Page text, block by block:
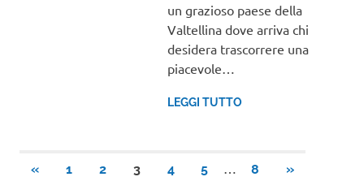
un grazioso paese della
Valtellina dove arriva chi
desidera trascorrere una
piacevole…
LEGGI TUTTO
Paginazione
«ARTICOLI
1 2 3 4 5 … 8
ARTICOLI
»